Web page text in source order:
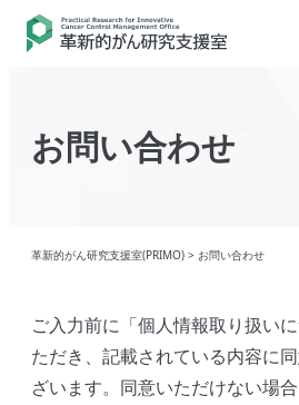
お問い合わせ
革新的がん研究支援室(PRIMO) > お問い合わせ
ご入力前に「個人情報取り扱い
ただき、記載されている内容に
ざいます。同意いただけない場